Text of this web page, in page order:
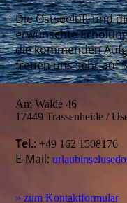
Die Ostseeluft und
erwünschte
die kommenden
freuen uns sehr auf
Am Walde 46
17449 Trassenheide /
Tel.: +49 162 1508176
E-Mail:
» zum Kontaktformular